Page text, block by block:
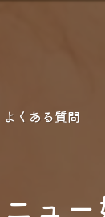
よくある質問
ュー